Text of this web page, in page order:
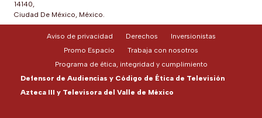
14140,
Ciudad De México, México.
Aviso de privacidad Derechos
Inversionistas
Promo Espacio
Trabaja con nosotros
Programa de ética, integridad y cumplimiento
Defensor de Audiencias y Código de Ética de Televisión
Azteca III y Televisora del Valle de México